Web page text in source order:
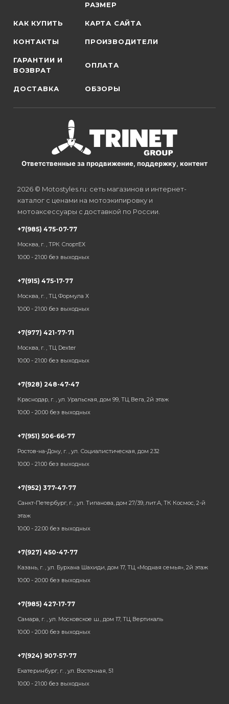
РАЗМЕР
КАК КУПИТЬ КАРТА САЙТА
КОНТАКТЫ ПРОИЗВОДИТЕЛИ
ГАРАНТИИ И
ВОЗВРАТ
ОПЛАТА
ДОСТАВКА ОБЗОРЫ
Ответственные за продвижение, поддержку, контент
2026 © Motostyles.ru: сеть магазинов и интернет-
каталог с ценами на мотоэкипировку и
мотоаксессуары с доставкой по России.
+7(985) 475-07-77
Москва, г. , ТРК СпортЕХ
10:00 - 21:00 без выходных
+7(915) 475-17-77
Москва, г. , ТЦ Формула Х
10:00 - 21:00 без выходных
+7(977) 421-77-71
Москва, г. , ТЦ Dexter
10:00 - 21:00 без выходных
+7(928) 248-47-47
Краснодар, г. , ул. Уральская, дом 99, ТЦ Вега, 2й этаж
10:00 - 20:00 без выходных
+7(951) 506-66-77
Ростов-на-Дону, г. , ул. Социалистическая, дом 232
10:00 - 21:00 без выходных
+7(952) 377-47-77
Санкт-Петербург, г. , ул. Типанова, дом 27/39, лит.А, ТК Космос, 2-й
этаж
10:00 - 22:00 без выходных
+7(927) 450-47-77
Казань, г. , ул. Бурхана Шахиди, дом 17, ТЦ «Модная семья», 2й этаж
10:00 - 20:00 без выходных
+7(985) 427-17-77
Самара, г. , ул. Московское ш., дом 17, ТЦ Вертикаль
10:00 - 20:00 без выходных
+7(924) 907-57-77
Екатеринбург, г. , ул. Восточная, 51
10:00 - 21:00 без выходных